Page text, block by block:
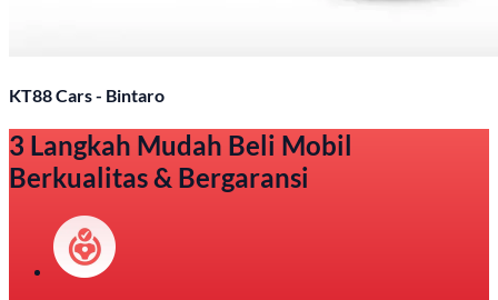
KT88 Cars - Bintaro
3 Langkah Mudah Beli Mobil
Berkualitas & Bergaransi